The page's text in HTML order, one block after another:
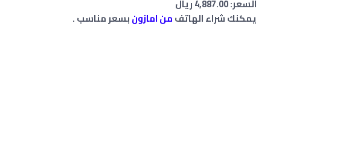
السعر: ‎4,887.‎00‏ ريال
يمكنك شراء الهاتفمن امازونبسعر مناسب .